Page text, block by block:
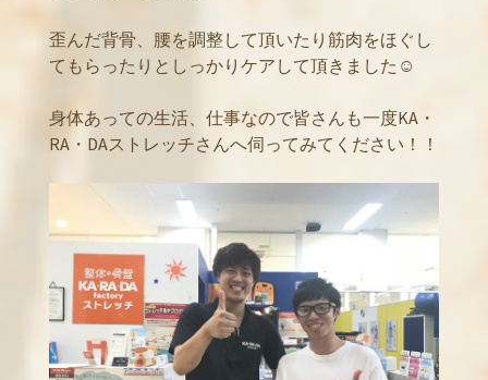
歪んだ背骨、腰を調整して頂いたり筋肉をほぐし
てもらったりとしっかりケアして頂きました☺️
身体あっての生活、仕事なので皆さんも一度KA・
RA・DAストレッチさんへ伺ってみてください！！